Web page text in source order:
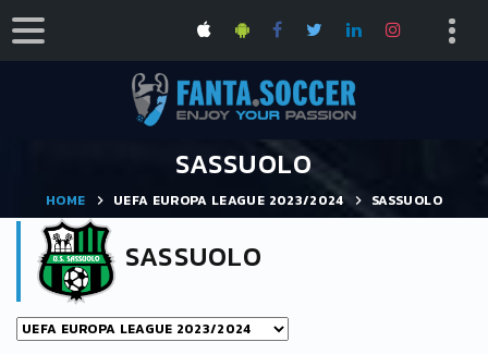
SASSUOLO
HOME UEFA EUROPA LEAGUE 2023/2024 SASSUOLO
SASSUOLO